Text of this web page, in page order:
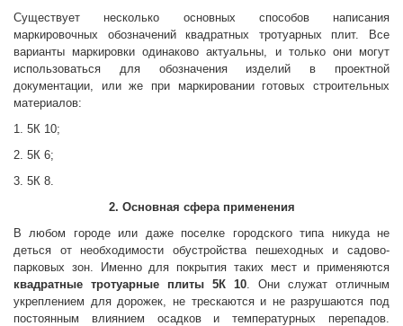
Существует несколько основных способов написания
маркировочных обозначений квадратных тротуарных плит. Все
варианты маркировки одинаково актуальны, и только они могут
использоваться для обозначения изделий в проектной
документации, или же при маркировании готовых строительных
материалов:
1. 5К 10;
2. 5К 6;
3. 5К 8.
2. Основная сфера применения
В любом городе или даже поселке городского типа никуда не
деться от необходимости обустройства пешеходных и садово-
парковых зон. Именно для покрытия таких мест и применяются
квадратные тротуарные плиты 5К 10. Они служат отличным
укреплением для дорожек, не трескаются и не разрушаются под
постоянным влиянием осадков и температурных перепадов.